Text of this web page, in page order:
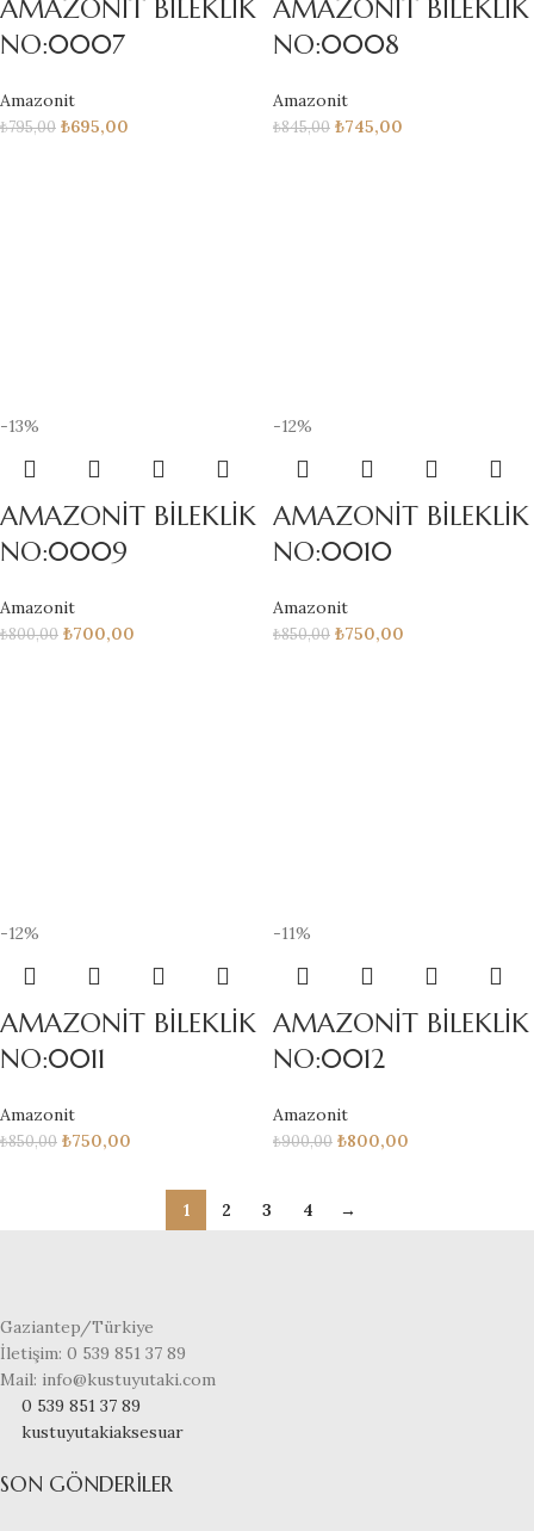
AMAZONİT BİLEKLİK
NO:0007
Amazonit
₺795,00 ₺695,00
AMAZONİT BİLEKLİK
NO:0008
Amazonit
₺845,00 ₺745,00
-13%
AMAZONİT BİLEKLİK
NO:0009
Amazonit
₺800,00 ₺700,00
-12%
AMAZONİT BİLEKLİK
NO:0010
Amazonit
₺850,00 ₺750,00
-12%
AMAZONİT BİLEKLİK
NO:0011
Amazonit
₺850,00 ₺750,00
-11%
AMAZONİT BİLEKLİK
NO:0012
Amazonit
₺900,00 ₺800,00
1 2 3 4 →
Gaziantep/Türkiye
İletişim: 0 539 851 37 89
Mail: info@kustuyutaki.com
0 539 851 37 89
kustuyutakiaksesuar
SON GÖNDERILER